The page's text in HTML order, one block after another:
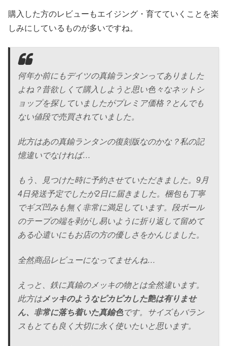
購入した方のレビューもエイジング・育てていくことを楽
しみにしているものが多いですね。
何年か前にもデイツの真鍮ランタンってありました
よね？昔欲しくて購入しようと思い色々なネットシ
ョップを探していましたがプレミア価格？とんでも
ない値段で売買されていました。
此方はあの真鍮ランタンの復刻版なのかな？私の記
憶違いでなければ…
もう、見つけた時に予約させていただきました。9月
4日発送予定でしたが2日に届きました。梱包も丁寧
でギズ凹みも無く非常に満足しています。段ボール
のテープの端を剥がし易いように折り返して留めて
ある心遣いにもお店の方の優しさをかんじました。
全然商品レビューになってませんね…
えっと、鉄に真鍮のメッキの物とは全然違います。
此方はメッキのようなピカピカした艶は有りませ
ん、非常に落ち着いた真鍮色です。サイズもバラン
スもとても良く大切に永く使いたいと思います。